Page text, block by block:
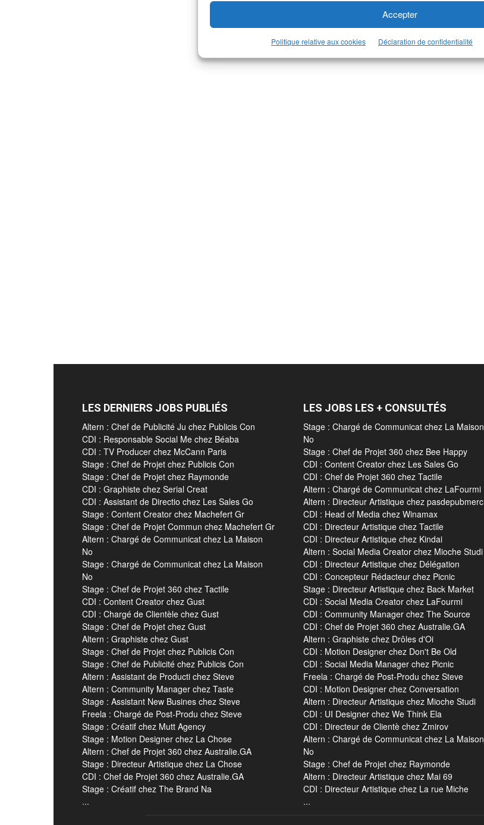
Accepter
Politique relative aux cookies Déclaration de confidentialité
LES DERNIERS JOBS PUBLIÉS
Altern : Chef de Publicité Ju chez Publicis Con
CDI : Responsable Social Me chez Béaba
CDI : TV Producer chez McCann Paris
Stage : Chef de Projet chez Publicis Con
Stage : Chef de Projet chez Raymonde
CDI : Graphiste chez Serial Creat
CDI : Assistant de Directio chez Les Sales Go
Stage : Content Creator chez Machefert Gr
Stage : Chef de Projet Commun chez Machefert Gr
Altern : Chargé de Communicat chez La Maison
No
Stage : Chargé de Communicat chez La Maison
No
Stage : Chef de Projet 360 chez Tactile
CDI : Content Creator chez Gust
CDI : Chargé de Clientèle chez Gust
Stage : Chef de Projet chez Gust
Altern : Graphiste chez Gust
Stage : Chef de Projet chez Publicis Con
Stage : Chef de Publicité chez Publicis Con
Altern : Assistant de Producti chez Steve
Altern : Community Manager chez Taste
Stage : Assistant New Busines chez Steve
Freela : Chargé de Post-Produ chez Steve
Stage : Créatif chez Mutt Agency
Stage : Motion Designer chez La Chose
Altern : Chef de Projet 360 chez Australie.GA
Stage : Directeur Artistique chez La Chose
CDI : Chef de Projet 360 chez Australie.GA
Stage : Créatif chez The Brand Na
...
LES JOBS LES + CONSULTÉS
Stage : Chargé de Communicat chez La Maison
No
Stage : Chef de Projet 360 chez Bee Happy
CDI : Content Creator chez Les Sales Go
CDI : Chef de Projet 360 chez Tactile
Altern : Chargé de Communicat chez LaFourmi
Altern : Directeur Artistique chez pasdepubmerc
CDI : Head of Media chez Winamax
CDI : Directeur Artistique chez Tactile
CDI : Directeur Artistique chez Kindai
Altern : Social Media Creator chez Mioche Studi
CDI : Directeur Artistique chez Délégation
CDI : Concepteur Rédacteur chez Picnic
Stage : Directeur Artistique chez Back Market
CDI : Social Media Creator chez LaFourmi
CDI : Community Manager chez The Source
CDI : Chef de Projet 360 chez Australie.GA
Altern : Graphiste chez Drôles d'Oi
CDI : Motion Designer chez Don't Be Old
CDI : Social Media Manager chez Picnic
Freela : Chargé de Post-Produ chez Steve
CDI : Motion Designer chez Conversation
Altern : Directeur Artistique chez Mioche Studi
CDI : UI Designer chez We Think Ela
CDI : Directeur de Clientè chez Zmirov
Altern : Chargé de Communicat chez La Maison
No
Stage : Chef de Projet chez Raymonde
Altern : Directeur Artistique chez Mai 69
CDI : Directeur Artistique chez La rue Miche
...